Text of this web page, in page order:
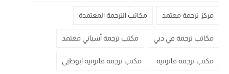
مركز ترجمة معتمد مكاتب الترجمة المعتمدة
مكاتب ترجمة في دبي مكتب ترجمة أسباني معتمد
مكتب ترجمة قانونية مكتب ترجمة قانونية ابوظبي